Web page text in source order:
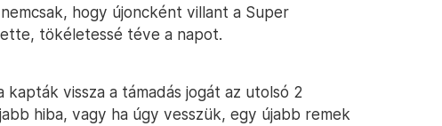
hogy újoncként villant a Super
tökéletessé téve a napot.
vissza a támadás jogát az utolsó 2
hiba, vagy ha úgy vesszük, egy újabb remek